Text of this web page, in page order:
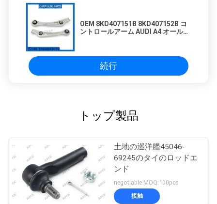
OEM 8KD407151B 8KD407152B コ
ントロールアーム AUDI A4 オールロ
続行
トップ製品
土地の巡洋艦45046-
69245のタイのロッドエ
ンド
negotiable MOQ:100pcs
接触